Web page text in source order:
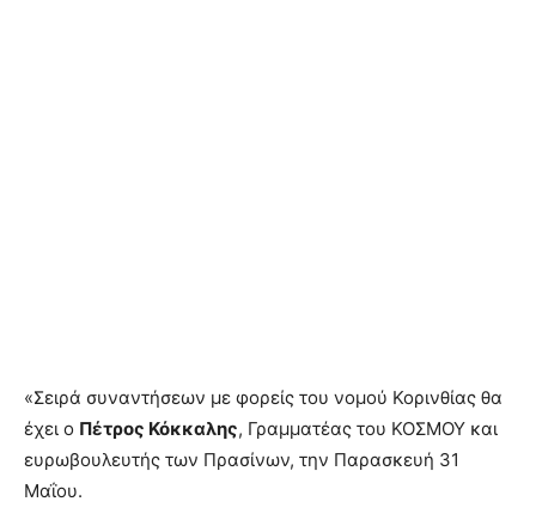
«Σειρά συναντήσεων με φορείς του νομού Κορινθίας θα
έχει ο Πέτρος Κόκκαλης, Γραμματέας του ΚΟΣΜΟΥ και
ευρωβουλευτής των Πρασίνων, την Παρασκευή 31
Μαΐου.